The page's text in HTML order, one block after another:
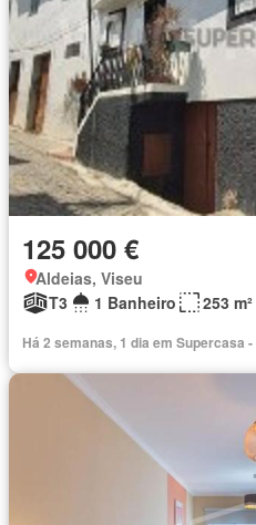
125 000 €
Aldeias, Viseu
T3
1 Banheiro 253 m²
Há 2 semanas, 1 dia em Supercasa